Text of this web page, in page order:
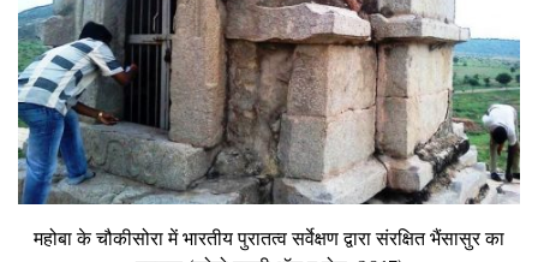
महोबा के चौकीसोरा में भारतीय पुरातत्व सर्वेक्षण द्वारा संरक्षित भैंसासुर का